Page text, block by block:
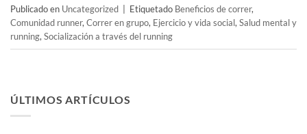
Publicado en Uncategorized Etiquetado Beneficios de correr,
Comunidad runner, Correr en grupo, Ejercicio y vida social, Salud mental y
running, Socialización a través del running
ÚLTIMOS ARTÍCULOS